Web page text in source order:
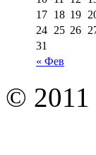
« Фев
17 18 19
24 25 26
31
© 2011